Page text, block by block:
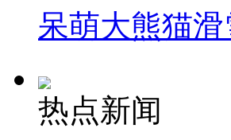
呆萌大熊猫
热点新闻